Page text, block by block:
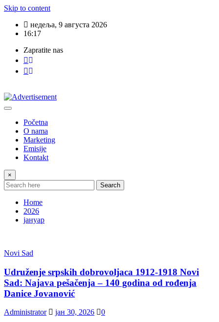
Skip to content
недеља, 9 августа 2026
16:17
Zapratite nas
Početna
O nama
Marketing
Emisije
Kontakt
×
Search
Home
2026
јануар
Novi Sad
Udruženje srpskih dobrovoljaca 1912-1918 Novi
Sad: Najava pešačenja – 140 godina od rođenja
Danice Jovanović
Administrator јан 30, 2026
0